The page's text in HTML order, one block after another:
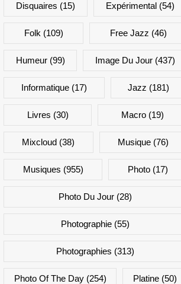
Disquaires (15) Expérimental (54)
Folk (109) Free Jazz (46)
Humeur(99) Image Du Jour(437)
Informatique(17) Jazz (181)
Livres (30) Macro(19)
Mixcloud (38) Musique(76)
Musiques (955) Photo(17)
Photo Du Jour (28)
Photographie (55)
Photographies (313)
Photo Of The Day(254) Platine(50)